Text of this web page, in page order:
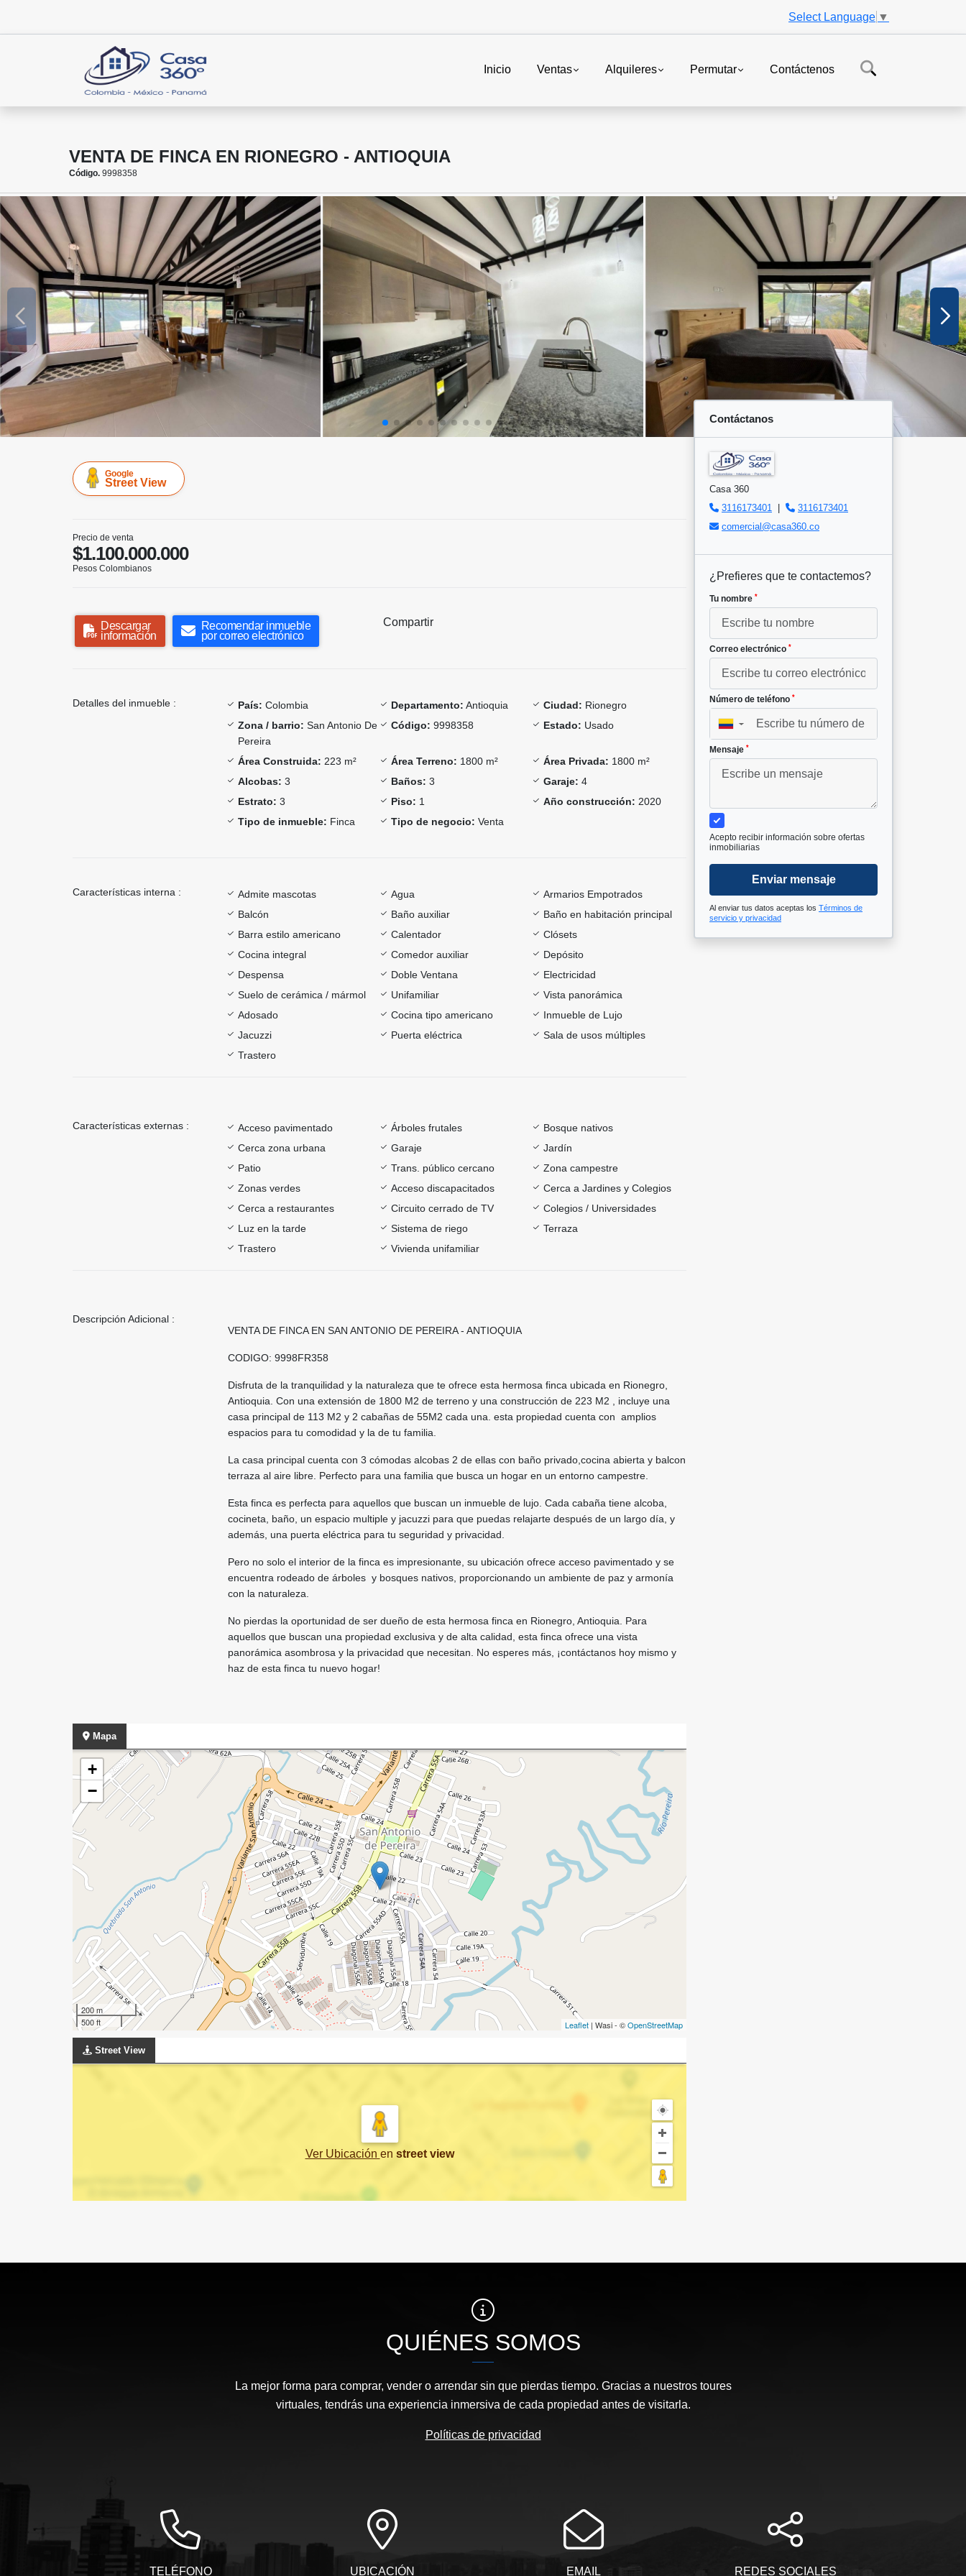
Select Language ▼
Inicio Ventas Alquileres Permutar Contáctenos
VENTA DE FINCA EN RIONEGRO - ANTIOQUIA
Código. 9998358
Google
Street View
Precio de venta
$1.100.000.000
Pesos Colombianos
Descargar
información
Recomendar inmueble
por correo electrónico
Compartir
Detalles del inmueble : País: Colombia Departamento: Antioquia Ciudad: Rionegro
Zona / barrio: San Antonio De
Pereira
Código: 9998358 Estado: Usado
Área Construida: 223 m² Área Terreno: 1800 m² Área Privada: 1800 m²
Alcobas: 3 Baños: 3 Garaje: 4
Estrato: 3 Piso: 1 Año construcción: 2020
Tipo de inmueble: Finca Tipo de negocio: Venta
Características interna : Admite mascotas Agua
Armarios Empotrados
Balcón
Baño auxiliar
Baño en habitación principal
Barra estilo americano
Calentador
Clósets
Cocina integral
Comedor auxiliar
Depósito
Despensa
Doble Ventana
Electricidad
Suelo de cerámica / mármol
Unifamiliar
Vista panorámica
Adosado
Cocina tipo americano
Inmueble de Lujo
Jacuzzi
Puerta eléctrica
Sala de usos múltiples
Trastero
Características externas : Acceso pavimentado Árboles frutales
Bosque nativos
Cerca zona urbana
Garaje
Jardín
Patio
Trans. público cercano
Zona campestre
Zonas verdes
Acceso discapacitados
Cerca a Jardines y Colegios
Cerca a restaurantes
Circuito cerrado de TV
Colegios / Universidades
Luz en la tarde
Sistema de riego
Terraza
Trastero
Vivienda unifamiliar
Descripción Adicional :
VENTA DE FINCA EN SAN ANTONIO DE PEREIRA - ANTIOQUIA
CODIGO: 9998FR358
Disfruta de la tranquilidad y la naturaleza que te ofrece esta hermosa finca ubicada en Rionegro,
Antioquia. Con una extensión de 1800 M2 de terreno y una construcción de 223 M2 , incluye una
casa principal de 113 M2 y 2 cabañas de 55M2 cada una. esta propiedad cuenta con amplios
espacios para tu comodidad y la de tu familia.
La casa principal cuenta con 3 cómodas alcobas 2 de ellas con baño privado,cocina abierta y balcon
terraza al aire libre. Perfecto para una familia que busca un hogar en un entorno campestre.
Esta finca es perfecta para aquellos que buscan un inmueble de lujo. Cada cabaña tiene alcoba,
cocineta, baño, un espacio multiple y jacuzzi para que puedas relajarte después de un largo día, y
además, una puerta eléctrica para tu seguridad y privacidad.
Pero no solo el interior de la finca es impresionante, su ubicación ofrece acceso pavimentado y se
encuentra rodeado de árboles y bosques nativos, proporcionando un ambiente de paz y armonía
con la naturaleza.
No pierdas la oportunidad de ser dueño de esta hermosa finca en Rionegro, Antioquia. Para
aquellos que buscan una propiedad exclusiva y de alta calidad, esta finca ofrece una vista
panorámica asombrosa y la privacidad que necesitan. No esperes más, ¡contáctanos hoy mismo y
haz de esta finca tu nuevo hogar!
Mapa
+
−
200 m
500 ft
Leaflet | Wasi - ©OpenStreetMap
Street View
Ver Ubicación en street view
Contáctanos
Casa 360
3116173401
3116173401
comercial@casa360.co
¿Prefieres que te contactemos?
Tu nombre *
Correo electrónico *
Número de teléfono *
▼
Mensaje *
Acepto recibir información sobre ofertas
inmobiliarias
Enviar mensaje
Al enviar tus datos aceptas los Términos de
servicio y privacidad
QUIÉNES SOMOS
La mejor forma para comprar, vender o arrendar sin que pierdas tiempo. Gracias a nuestros toures
virtuales, tendrás una experiencia inmersiva de cada propiedad antes de visitarla.
Políticas de privacidad
TELÉFONO UBICACIÓN EMAIL REDES SOCIALES